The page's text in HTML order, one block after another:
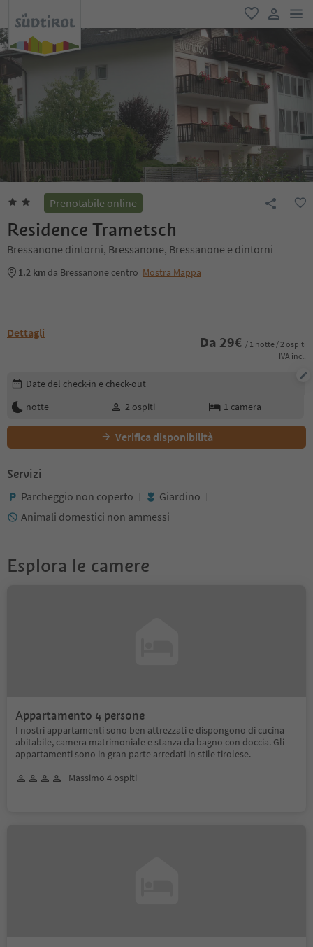
favoriti
user link
Prenotabile online
Residence Trametsch
Bressanone dintorni, Bressanone, Bressanone e dintorni
1.2 km da Bressanone centro Mostra Mappa
Dettagli
Da 29€ / 1 notte / 2 ospiti
IVA incl.
Modifica i dettagli della prenotazione
Date del check-in e check-out
notte
2 ospiti 1 camera
Verifica disponibilità
Servizi
Parcheggio non coperto
Giardino
Animali domestici non ammessi
Esplora le camere
Appartamento 4 persone
I nostri appartamenti sono ben attrezzati e dispongono di cucina
abitabile, camera matrimoniale e stanza da bagno con doccia. Gli
appartamenti sono in gran parte arredati in stile tirolese.
Massimo 4 ospiti